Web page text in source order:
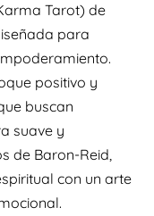
Tarot) de
para
positivo y
buscan
suave y
de Baron-Reid,
con un arte